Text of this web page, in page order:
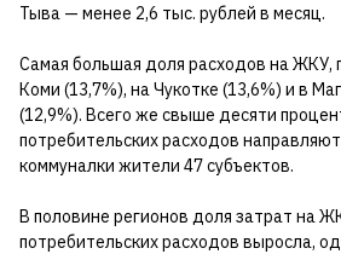
Тыва — менее 2,6 тыс. рублей в месяц.
Самая большая доля расходов на ЖКУ,
Коми (13,7%), на Чукотке (13,6%) и в
(12,9%). Всего же свыше десяти
потребительских расходов
коммуналки жители 47 субъектов.
В половине регионов доля затрат на
потребительских расходов выросла,